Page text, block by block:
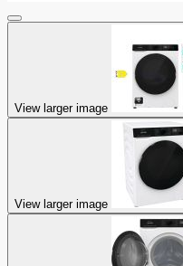
View larger image
View larger image